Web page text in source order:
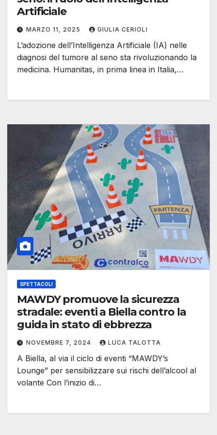
Artificiale
MARZO 11, 2025 GIULIA CERIOLI
L’adozione dell’Intelligenza Artificiale (IA) nelle
diagnosi del tumore al seno sta rivoluzionando la
medicina. Humanitas, in prima linea in Italia,…
SPETTACOLI
MAWDY promuove la sicurezza
stradale: eventi a Biella contro la
guida in stato di ebbrezza
NOVEMBRE 7, 2024 LUCA TALOTTA
A Biella, al via il ciclo di eventi “MAWDY’s
Lounge” per sensibilizzare sui rischi dell’alcool al
volante Con l’inizio di…